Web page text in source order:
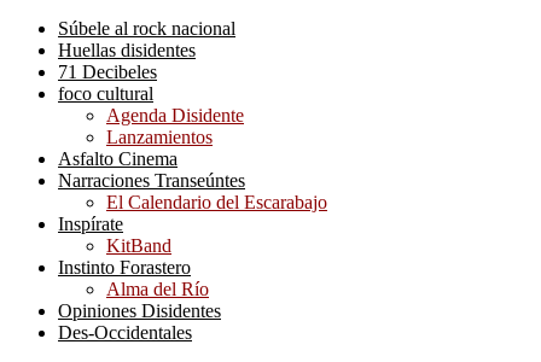
Súbele al rock nacional
Huellas disidentes
71 Decibeles
foco cultural
Agenda Disidente
Lanzamientos
Asfalto Cinema
Narraciones Transeúntes
El Calendario del Escarabajo
Inspírate
KitBand
Instinto Forastero
Alma del Río
Opiniones Disidentes
Des-Occidentales